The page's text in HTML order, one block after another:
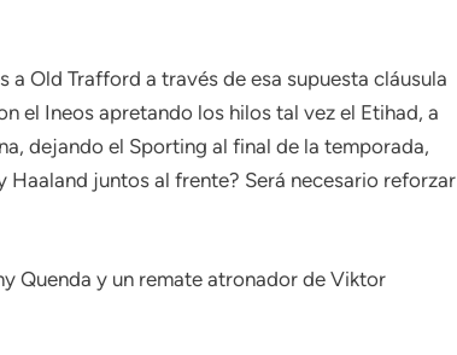
Old Trafford a través de esa supuesta cláusula
el Ineos apretando los hilos tal vez el Etihad, a
dejando el Sporting al final de la temporada,
juntos al frente? Será necesario reforzar
Quenda y un remate atronador de Viktor